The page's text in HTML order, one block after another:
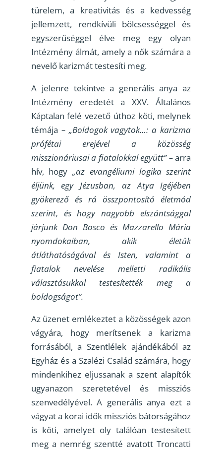
türelem, a kreativitás és a kedvesség
jellemzett, rendkívüli bölcsességgel és
egyszerűséggel élve meg egy olyan
Intézmény álmát, amely a nők számára a
nevelő karizmát testesíti meg.
A jelenre tekintve a generális anya az
Intézmény eredetét a XXV. Általános
Káptalan felé vezető úthoz köti, melynek
témája – „Boldogok vagytok…: a karizma
prófétai erejével a közösség
misszionáriusai a fiatalokkal együtt” –arra
hív, hogy„az evangéliumi logika szerint
éljünk, egy Jézusban, az Atya Igéjében
gyökerező és rá összpontosító életmód
szerint, és hogy nagyobb elszántsággal
járjunk Don Bosco és Mazzarello Mária
nyomdokaiban, akik életük
átláthatóságával és Isten, valamint a
fiatalok nevelése melletti radikális
választásukkal testesítették meg a
boldogságot”.
Az üzenet emlékeztet a közösségek azon
vágyára, hogy merítsenek a karizma
forrásából, a Szentlélek ajándékából az
Egyház és a Szalézi Család számára, hogy
mindenkihez eljussanak a szent alapítók
ugyanazon szeretetével és missziós
szenvedélyével. A generális anya ezt a
vágyat a korai idők missziós bátorságához
is köti, amelyet oly találóan testesített
meg a nemrég szentté avatott Troncatti